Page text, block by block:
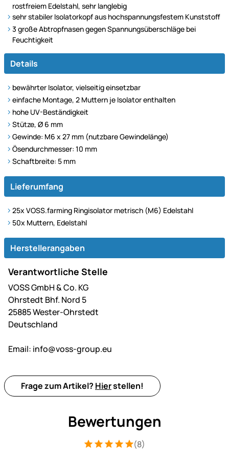
rostfreiem Edelstahl, sehr langlebig
sehr stabiler Isolatorkopf aus hochspannungsfestem Kunststoff
3 große Abtropfnasen gegen Spannungsüberschläge bei
Feuchtigkeit
Details
bewährter Isolator, vielseitig einsetzbar
einfache Montage, 2 Muttern je Isolator enthalten
hohe UV-Beständigkeit
Stütze, Ø 6 mm
Gewinde: M6 x 27 mm (nutzbare Gewindelänge)
Ösendurchmesser: 10 mm
Schaftbreite: 5 mm
Lieferumfang
25x VOSS.farming Ringisolator metrisch (M6) Edelstahl
50x Muttern, Edelstahl
Herstellerangaben
Verantwortliche Stelle
VOSS GmbH & Co. KG
Ohrstedt Bhf. Nord 5
25885 Wester-Ohrstedt
Deutschland
Email: info@voss-group.eu
Frage zum Artikel? Hierstellen!
Bewertungen
Bewertung: 5 von 5 (8 Bewertungen)
8 Bewertungen
(8)